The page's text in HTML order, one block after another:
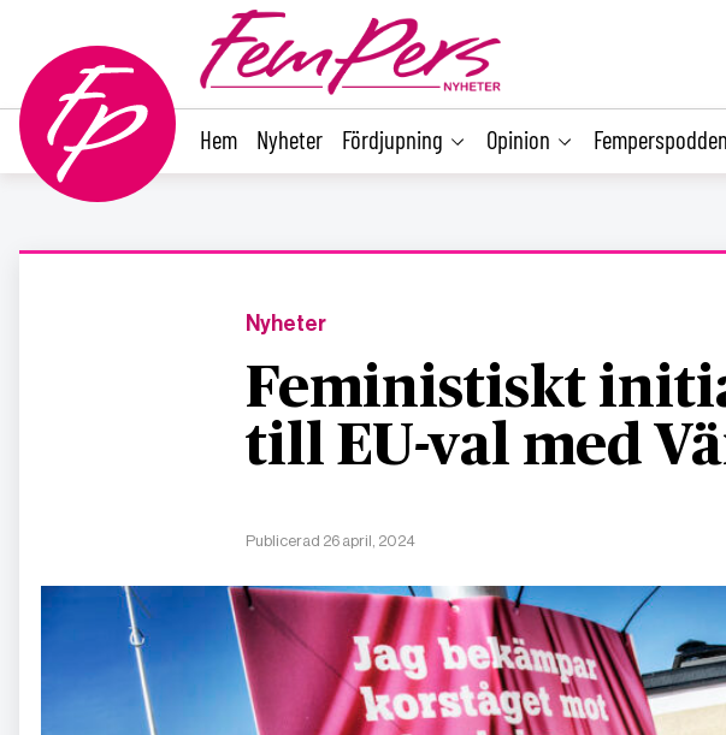
Hem Nyheter Fördjupning Opinion Femperspodden
Nyheter
Feministiskt
till EU-val med
Publicerad 26 april, 2024